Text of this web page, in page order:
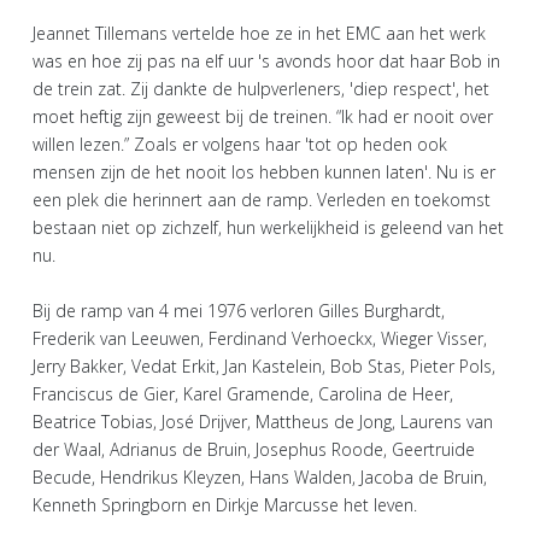
Jeannet Tillemans vertelde hoe ze in het EMC aan het werk
was en hoe zij pas na elf uur 's avonds hoor dat haar Bob in
de trein zat. Zij dankte de hulpverleners, 'diep respect', het
moet heftig zijn geweest bij de treinen. “Ik had er nooit over
willen lezen.” Zoals er volgens haar 'tot op heden ook
mensen zijn de het nooit los hebben kunnen laten'. Nu is er
een plek die herinnert aan de ramp. Verleden en toekomst
bestaan niet op zichzelf, hun werkelijkheid is geleend van het
nu.
Bij de ramp van 4 mei 1976 verloren Gilles Burghardt,
Frederik van Leeuwen, Ferdinand Verhoeckx, Wieger Visser,
Jerry Bakker, Vedat Erkit, Jan Kastelein, Bob Stas, Pieter Pols,
Franciscus de Gier, Karel Gramende, Carolina de Heer,
Beatrice Tobias, José Drijver, Mattheus de Jong, Laurens van
der Waal, Adrianus de Bruin, Josephus Roode, Geertruide
Becude, Hendrikus Kleyzen, Hans Walden, Jacoba de Bruin,
Kenneth Springborn en Dirkje Marcusse het leven.